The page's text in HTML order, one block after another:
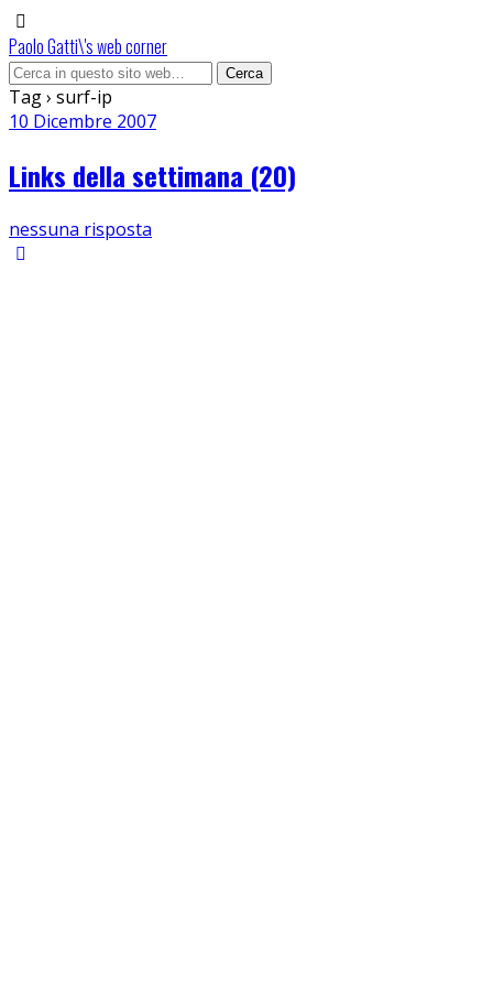
Paolo Gatti\'s web corner
Tag › surf-ip
10 Dicembre 2007
Links della settimana (20)
nessuna risposta